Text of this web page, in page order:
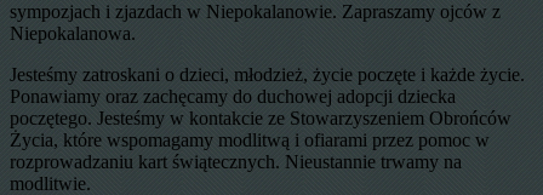
sympozjach i zjazdach w Niepokalanowie. Zapraszamy ojców z
Niepokalanowa.
Jesteśmy zatroskani o dzieci, młodzież, życie poczęte i każde życie.
Ponawiamy oraz zachęcamy do duchowej adopcji dziecka
poczętego. Jesteśmy w kontakcie ze Stowarzyszeniem Obrońców
Życia, które wspomagamy modlitwą i ofiarami przez pomoc w
rozprowadzaniu kart świątecznych. Nieustannie trwamy na
modlitwie.